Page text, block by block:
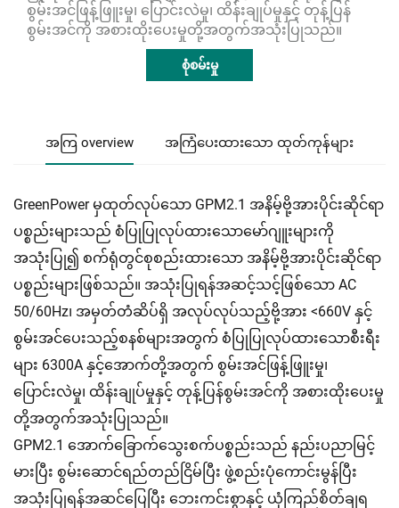
စွမ်းအင်ဖြန့်ဖြူးမှု၊ ပြောင်းလဲမှု၊ ထိန်းချုပ်မှုနှင့် တုန့်ပြန်
စွမ်းအင်ကို အစားထိုးပေးမှုတို့အတွက်အသုံးပြုသည်။
စုံစမ်းမှု
အကြ overview အကြံပေးထားသော ထုတ်ကုန်များ
GreenPower မှထုတ်လုပ်သော GPM2.1 အနိမ့်ဗို့အားပိုင်းဆိုင်ရာ
ပစ္စည်းများသည် စံပြုပြုလုပ်ထားသောမော်ဂျူးများကို
အသုံးပြု၍ စက်ရုံတွင်စုစည်းထားသော အနိမ့်ဗို့အားပိုင်းဆိုင်ရာ
ပစ္စည်းများဖြစ်သည်။ အသုံးပြုရန်အဆင့်သင့်ဖြစ်သော AC
50/60Hz၊ အမှတ်တံဆိပ်ရှိ အလုပ်လုပ်သည့်ဗို့အား <660V နှင့်
စွမ်းအင်ပေးသည့်စနစ်များအတွက် စံပြုပြုလုပ်ထားသောစီးရီး
များ 6300A နှင့်အောက်တို့အတွက် စွမ်းအင်ဖြန့်ဖြူးမှု၊
ပြောင်းလဲမှု၊ ထိန်းချုပ်မှုနှင့် တုန့်ပြန်စွမ်းအင်ကို အစားထိုးပေးမှု
တို့အတွက်အသုံးပြုသည်။
GPM2.1 အောက်ခြောက်သွေးစက်ပစ္စည်းသည် နည်းပညာမြင့်
မားပြီး စွမ်းဆောင်ရည်တည်ငြိမ်ပြီး ဖွဲ့စည်းပုံကောင်းမွန်ပြီး
အသုံးပြုရန်အဆင်ပြေပြီး ဘေးကင်းစွာနှင့် ယုံကြည်စိတ်ချရ